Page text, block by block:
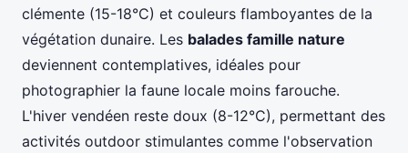
clémente (15-18°C) et couleurs flamboyantes de la
végétation dunaire. Les balades famille nature
deviennent contemplatives, idéales pour
photographier la faune locale moins farouche.
L'hiver vendéen reste doux (8-12°C), permettant des
activités outdoor stimulantes comme l'observation